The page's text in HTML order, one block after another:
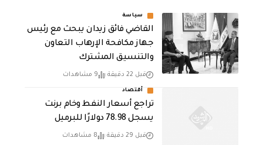
سياسة
القاضي فائق زيدان يبحث مع رئيس
جهاز مكافحة الإرهاب التعاون
والتنسيق المشترك
قبل 22 دقيقة 9 مشاهدات
أقتصاد
تراجع أسعار النفط وخام برنت
يسجل 78.98 دولارًا للبرميل
قبل 29 دقيقة 8 مشاهدات